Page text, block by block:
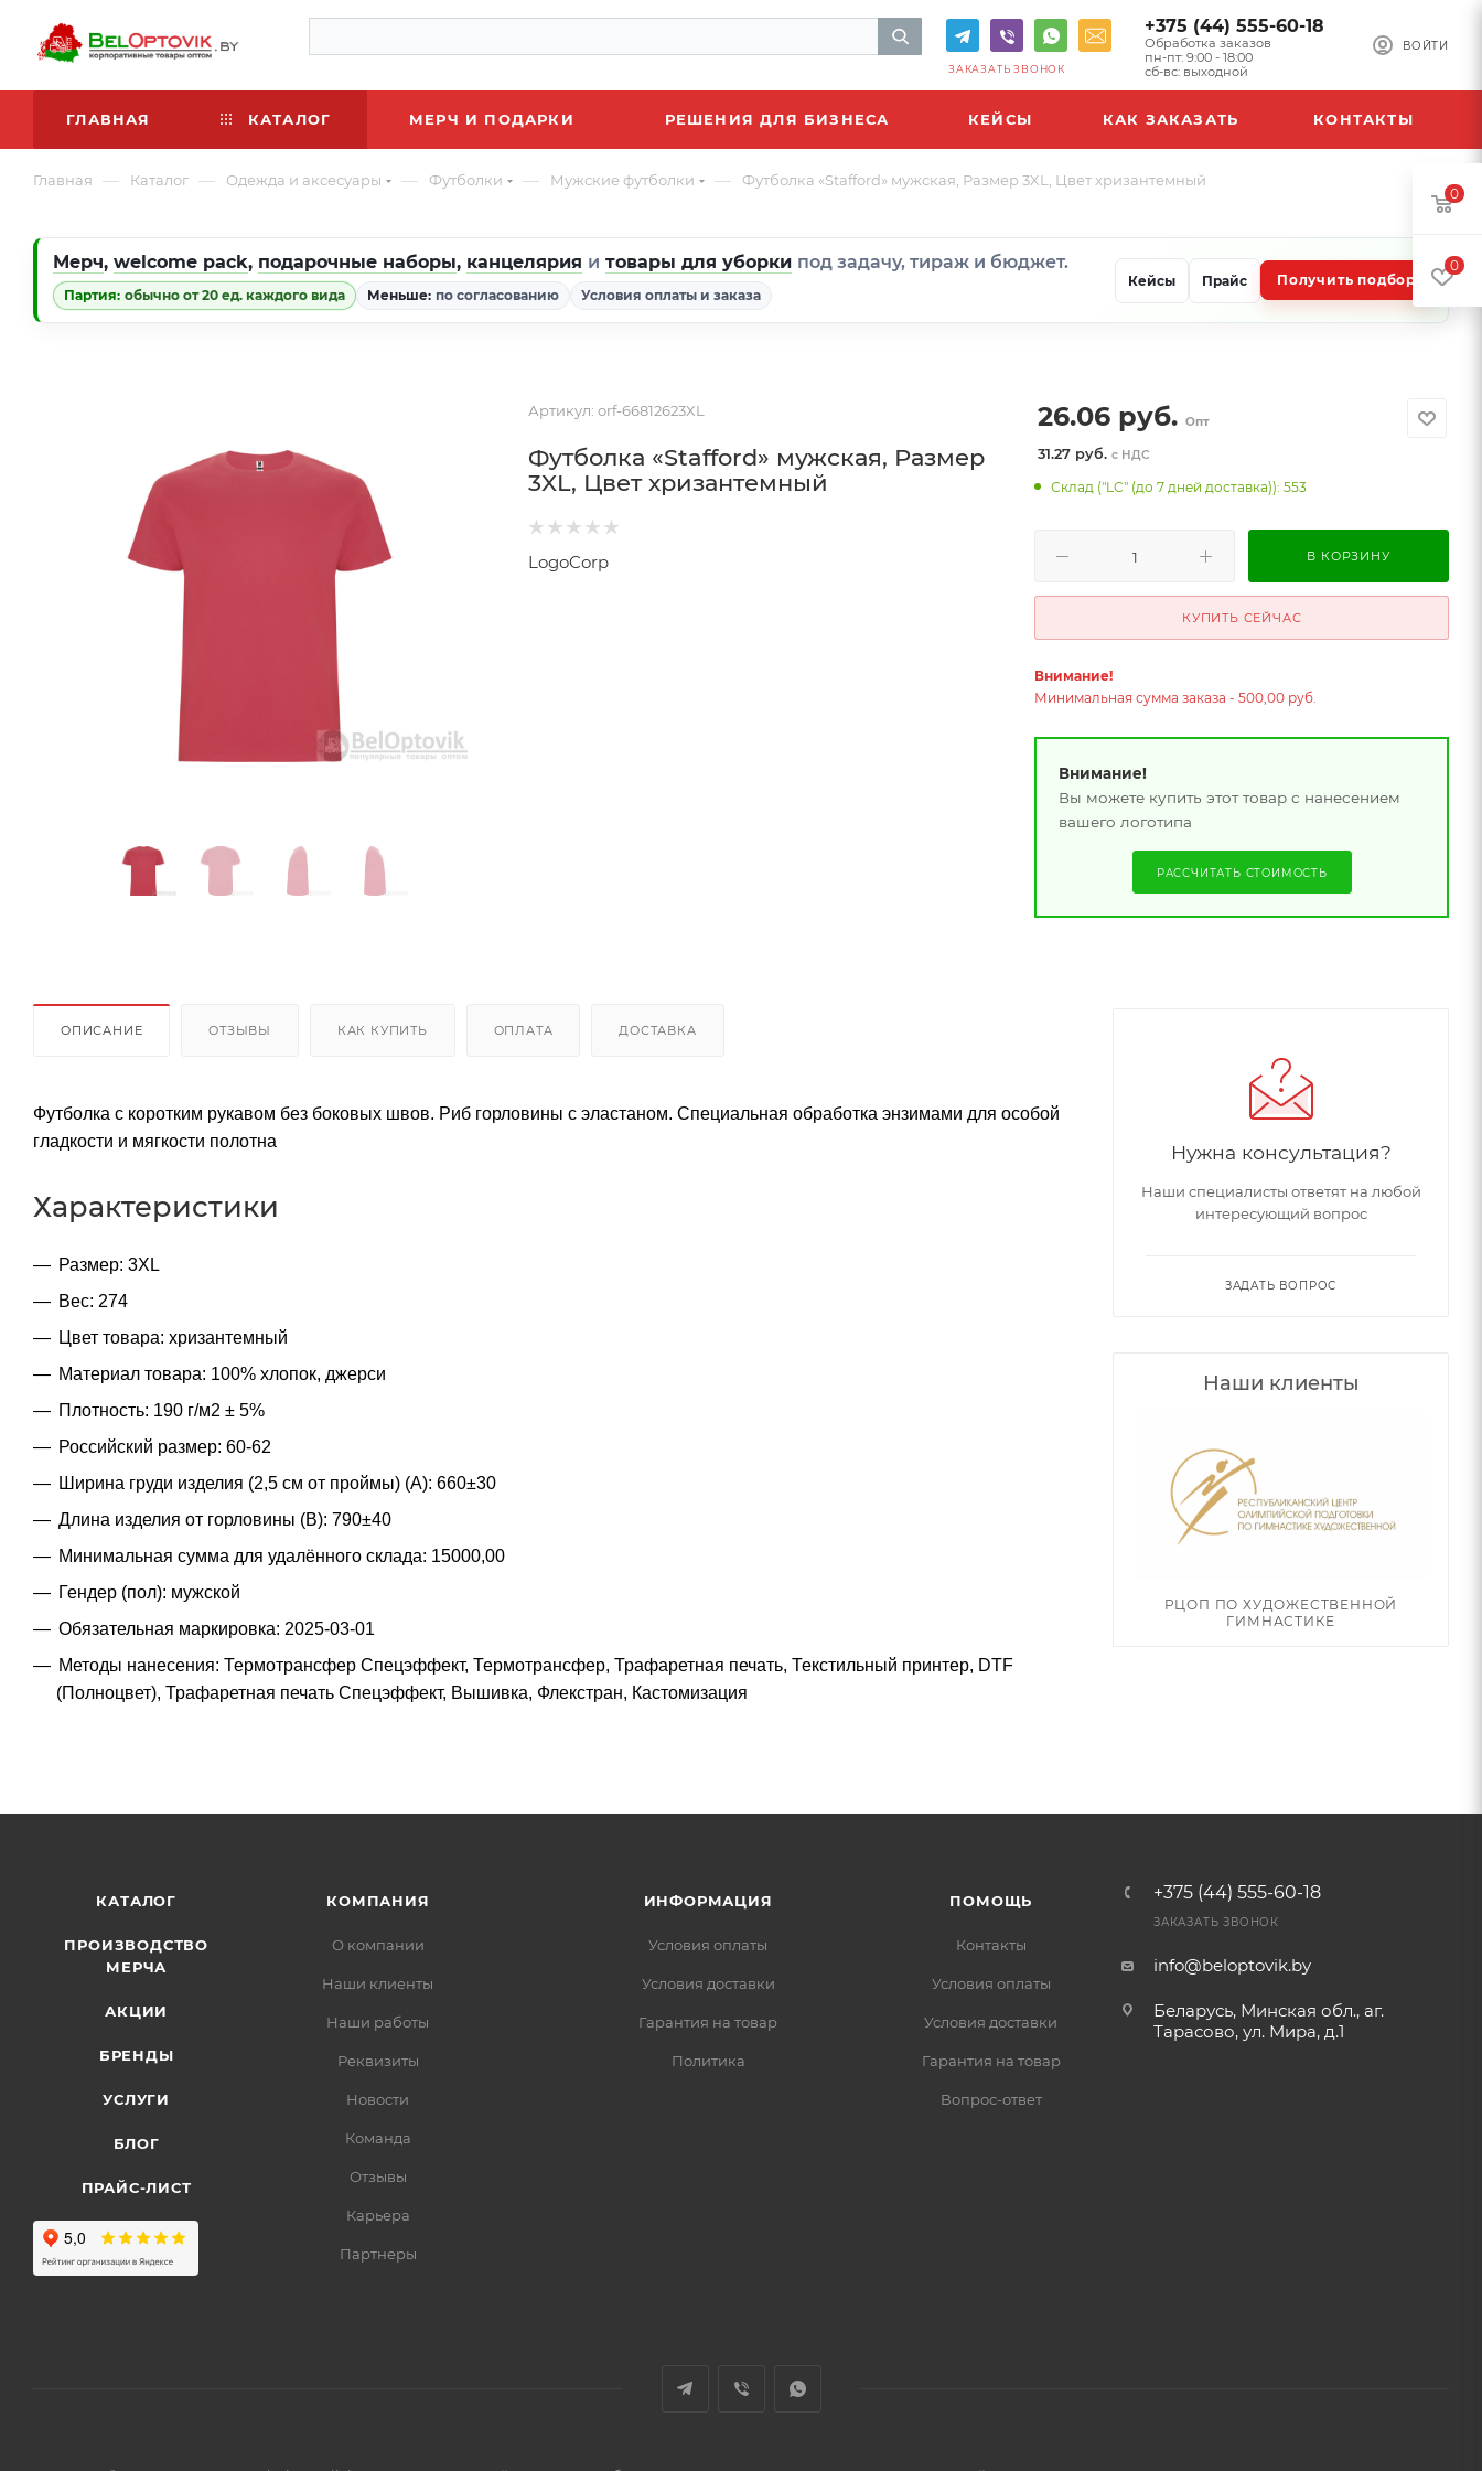
ВОЙТИ
+375 (44) 555-60-18
Обработка заказов
пн-пт: 9:00 - 18:00
сб-вс: выходной
ЗАКАЗАТЬ ЗВОНОК
ГЛАВНАЯ КАТАЛОГ МЕРЧ И ПОДАРКИ РЕШЕНИЯ ДЛЯ БИЗНЕСА КЕЙСЫ КАК ЗАКАЗАТЬ КОНТАКТЫ
Главная — Каталог — Одежда и аксесуары — Футболки — Мужские футболки — Футболка «Stafford» мужская, Размер 3XL, Цвет хризантемный
Мерч, welcome pack, подарочные наборы, канцелярия и товары для уборки под задачу, тираж и бюджет.
Партия: обычно от 20 ед. каждого вида Меньше: по согласованию Условия оплаты и заказа
Кейсы Прайс Получить подбор
Артикул: orf-66812623XL
Футболка «Stafford» мужская, Размер
3XL, Цвет хризантемный
LogoCorp
26.06 руб. Опт
31.27 руб.с НДС
Склад ("LC" (до 7 дней доставка)): 553
В КОРЗИНУ
КУПИТЬ СЕЙЧАС
Внимание!
Минимальная сумма заказа - 500,00 руб.
Внимание!
Вы можете купить этот товар с нанесением
вашего логотипа
РАССЧИТАТЬ СТОИМОСТЬ
ОПИСАНИЕ ОТЗЫВЫ КАК КУПИТЬ ОПЛАТА ДОСТАВКА
Футболка с коротким рукавом без боковых швов. Риб горловины с эластаном. Специальная обработка энзимами для особой
гладкости и мягкости полотна
Характеристики
Размер: 3XL
Вес: 274
Цвет товара: хризантемный
Материал товара: 100% хлопок, джерси
Плотность: 190 г/м2 ± 5%
Российский размер: 60-62
Ширина груди изделия (2,5 см от проймы) (A): 660±30
Длина изделия от горловины (B): 790±40
Минимальная сумма для удалённого склада: 15000,00
Гендер (пол): мужской
Обязательная маркировка: 2025-03-01
Методы нанесения: Термотрансфер Спецэффект, Термотрансфер, Трафаретная печать, Текстильный принтер, DTF
(Полноцвет), Трафаретная печать Спецэффект, Вышивка, Флекстран, Кастомизация
Нужна консультация?
Наши специалисты ответят на любой
интересующий вопрос
ЗАДАТЬ ВОПРОС
Наши клиенты
РЦОП ПО ХУДОЖЕСТВЕННОЙ
ГИМНАСТИКЕ
КАТАЛОГ
ПРОИЗВОДСТВО
МЕРЧА
АКЦИИ
БРЕНДЫ
УСЛУГИ
БЛОГ
ПРАЙС-ЛИСТ
КОМПАНИЯ
О компании
Наши клиенты
Наши работы
Реквизиты
Новости
Команда
Отзывы
Карьера
Партнеры
ИНФОРМАЦИЯ
Условия оплаты
Условия доставки
Гарантия на товар
Политика
ПОМОЩЬ
Контакты
Условия оплаты
Условия доставки
Гарантия на товар
Вопрос-ответ
+375 (44) 555-60-18
ЗАКАЗАТЬ ЗВОНОК
info@beloptovik.by
Беларусь, Минская обл., аг.
Тарасово, ул. Мира, д.1
0
0